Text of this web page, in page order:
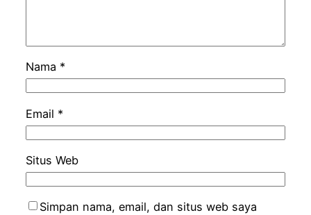
Nama *
Email *
Situs Web
Simpan nama, email, dan situs web saya